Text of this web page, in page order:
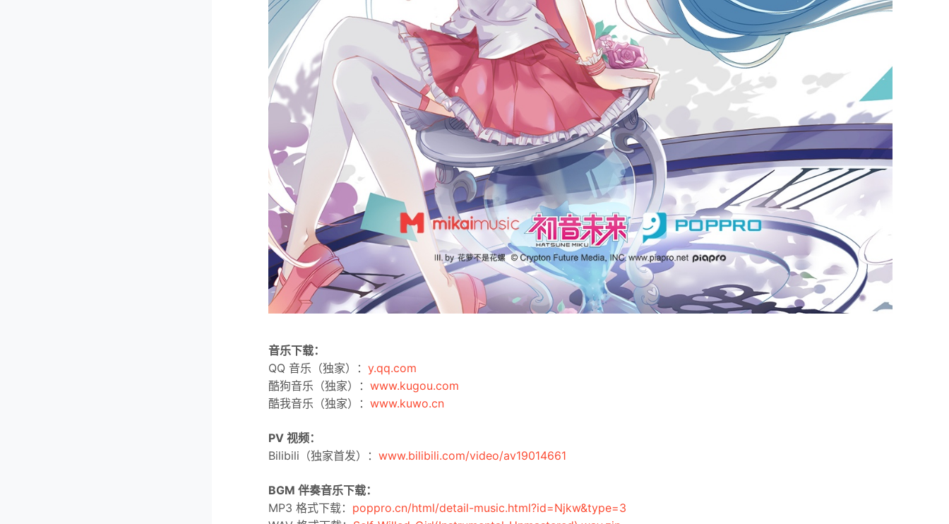
音乐下载：
QQ 音乐（独家）： y.qq.com
酷狗音乐（独家）： www.kugou.com
酷我音乐（独家）： www.kuwo.cn
PV 视频：
Bilibili（独家首发）： www.bilibili.com/video/av19014661
BGM 伴奏音乐下载：
MP3 格式下载： poppro.cn/html/detail-music.html?id=Njkw&type=3